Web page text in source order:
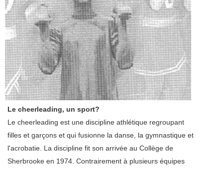
Le cheerleading, un sport?
Le cheerleading est une discipline athlétique regroupant
filles et garçons et qui fusionne la danse, la gymnastique et
l'acrobatie. La discipline fit son arrivée au Collège de
Sherbrooke en 1974. Contrairement à plusieurs équipes